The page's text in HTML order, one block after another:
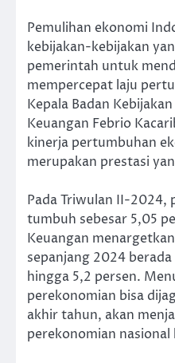
Pemulihan ekonomi
kebijakan-kebijakan
pemerintah untuk
mempercepat laju
Kepala Badan
Keuangan Febrio
kinerja pertumbuhan
merupakan prestasi
Pada Triwulan II-2024,
tumbuh sebesar 5,05
Keuangan
sepanjang 2024
hingga 5,2 persen.
perekonomian bisa
akhir tahun, akan
perekonomian nasional